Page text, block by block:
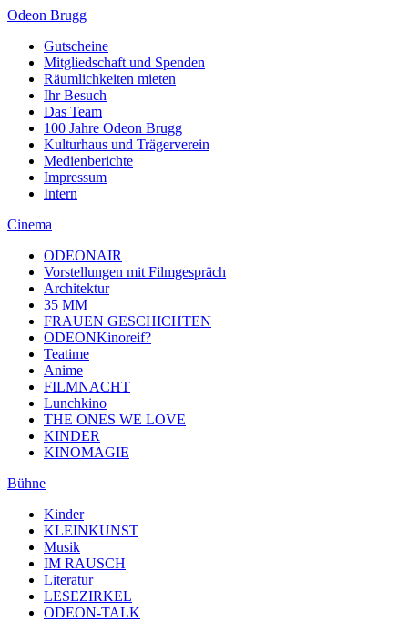
Odeon Brugg
Gutscheine
Mitgliedschaft und Spenden
Räumlichkeiten mieten
Ihr Besuch
Das Team
100 Jahre Odeon Brugg
Kulturhaus und Trägerverein
Medienberichte
Impressum
Intern
Cinema
ODEONAIR
Vorstellungen mit Filmgespräch
Architektur
35 MM
FRAUEN GESCHICHTEN
ODEONKinoreif?
Teatime
Anime
FILMNACHT
Lunchkino
THE ONES WE LOVE
KINDER
KINOMAGIE
Bühne
Kinder
KLEINKUNST
Musik
IM RAUSCH
Literatur
LESEZIRKEL
ODEON-TALK